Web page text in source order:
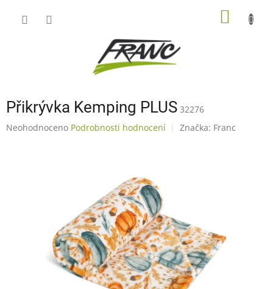
Přikrývka Kemping PLUS 32276
Průměrné
Neohodnoceno Podrobnosti hodnocení Značka: Franc